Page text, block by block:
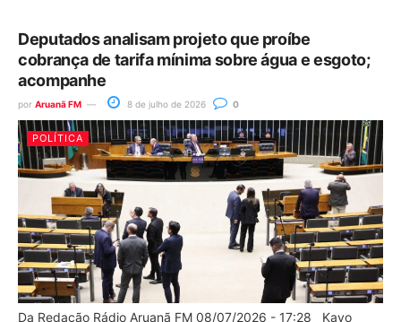
Deputados analisam projeto que proíbe
cobrança de tarifa mínima sobre água e esgoto;
acompanhe
por Aruanã FM 8 de julho de 2026 0
POLÍTICA
Da Redação Rádio Aruanã FM 08/07/2026 - 17:28 Kayo